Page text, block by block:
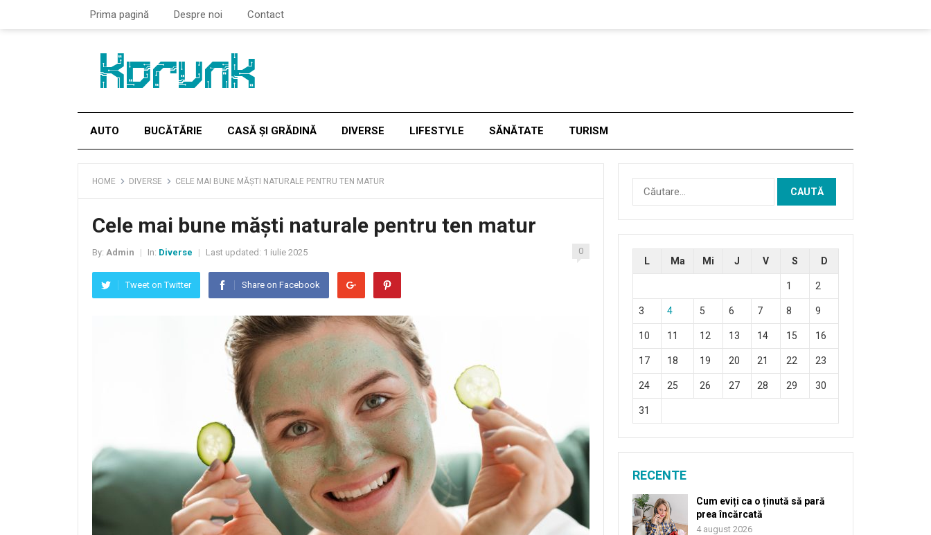
Prima pagină Despre noi Contact
AUTO BUCĂTĂRIE CASĂ ȘI GRĂDINĂ DIVERSE LIFESTYLE SĂNĂTATE TURISM
HOME DIVERSE CELE MAI BUNE MĂȘTI NATURALE PENTRU TEN MATUR
Cele mai bune măști naturale pentru ten matur
By: Admin In: Diverse Last updated: 1 iulie 2025 0
Tweet on Twitter Share on Facebook
Caută
după:
L Ma Mi J V S D
1 2
3 4 5 6 7 8 9
10 11 12 13 14 15 16
17 18 19 20 21 22 23
24 25 26 27 28 29 30
31
RECENTE
Cum eviți ca o ținută să pară
prea încărcată
4 august 2026